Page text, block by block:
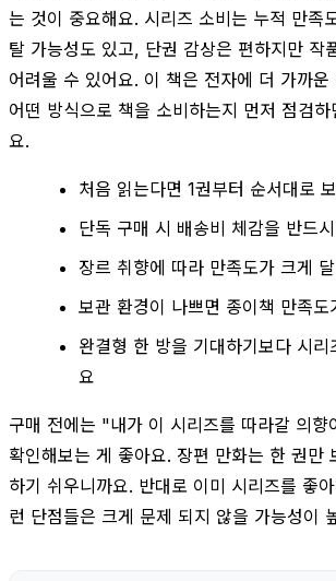
는 것이 중요해요. 시리즈 소비는 누적 만족
탈 가능성도 있고, 단권 감상은 편하지만 작
어려울 수 있어요. 이 책은 전자에 더 가까운
어떤 방식으로 책을 소비하는지 먼저 점검
요.
처음 읽는다면 1권부터 순서대로
단독 구매 시 배송비 체감을 반드
장르 취향에 따라 만족도가 크게
보관 환경이 나쁘면 종이책 만족
완결형 한 방을 기대하기보다 시리
요
구매 전에는 "내가 이 시리즈를 따라갈 의향
확인해보는 게 좋아요. 장편 만화는 한 권만
하기 쉬우니까요. 반대로 이미 시리즈를 좋
런 단점들은 크게 문제 되지 않을 가능성이